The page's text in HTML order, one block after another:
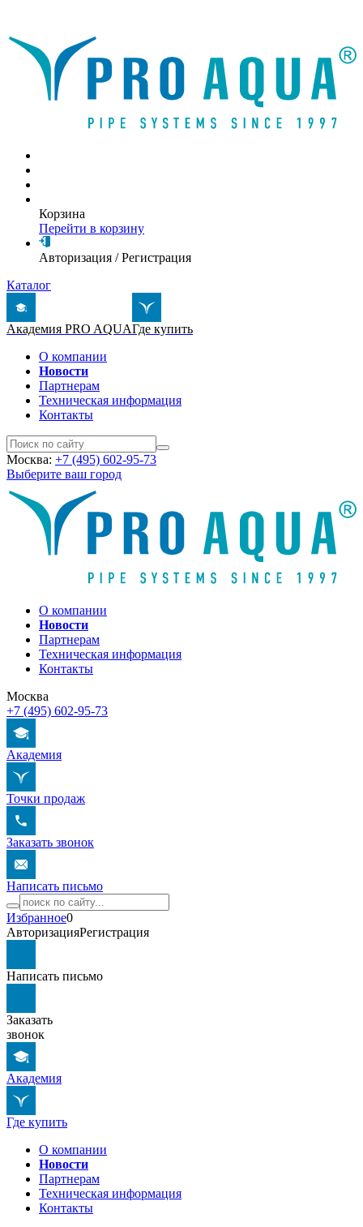
Корзина
Перейти в корзину
Авторизация /Регистрация
Каталог
Академия PRO AQUAГде купить
О компании
Новости
Партнерам
Техническая информация
Контакты
Москва: +7 (495) 602-95-73
Выберите ваш город
О компании
Новости
Партнерам
Техническая информация
Контакты
Москва
+7 (495) 602-95-73
Академия
Точки продаж
Заказать звонок
Написать письмо
Избранное0
АвторизацияРегистрация
Написать письмо
Заказать
звонок
Академия
Где купить
О компании
Новости
Партнерам
Техническая информация
Контакты